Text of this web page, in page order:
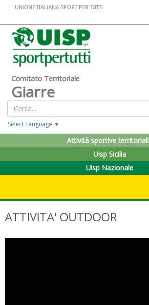
UNIONE ITALIANA SPORT PER TUTTI
Comitato Territoriale
Giarre
Select Language ▼
Attività sportive territoriali
Uisp Sicilia
Uisp Nazionale
ATTIVITA' OUTDOOR